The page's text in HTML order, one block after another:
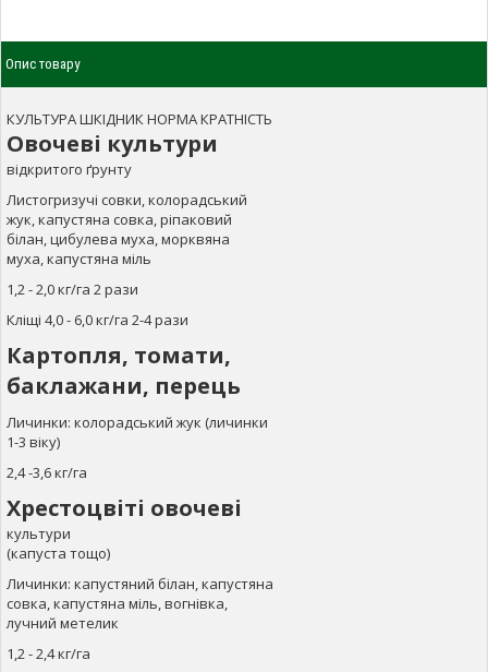
Опис товару
КУЛЬТУРА ШКІДНИК НОРМА КРАТНІСТЬ
Овочеві культури
відкритого ґрунту
Листогризучі совки, колорадський
жук, капустяна совка, ріпаковий
білан, цибулева муха, морквяна
муха, капустяна міль
1,2 - 2,0 кг/га 2 рази
Кліщі 4,0 - 6,0 кг/га 2-4 рази
Картопля, томати,
баклажани, перець
Личинки: колорадський жук (личинки
1-3 віку)
2,4 -3,6 кг/га
Хрестоцвіті овочеві
культури
(капуста тощо)
Личинки: капустяний білан, капустяна
совка, капустяна міль, вогнівка,
лучний метелик
1,2 - 2,4 кг/га